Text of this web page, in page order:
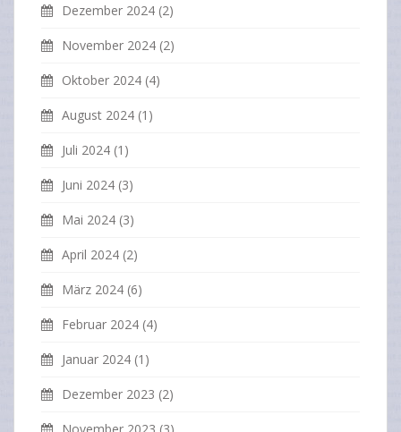
Dezember 2024 (2)
November 2024 (2)
Oktober 2024 (4)
August 2024 (1)
Juli 2024 (1)
Juni 2024 (3)
Mai 2024 (3)
April 2024 (2)
März 2024 (6)
Februar 2024 (4)
Januar 2024 (1)
Dezember 2023 (2)
November 2023 (3)